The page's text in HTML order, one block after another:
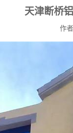
天津断桥
作